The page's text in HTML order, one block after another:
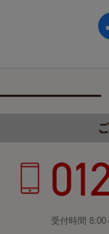
受付時間 8:00